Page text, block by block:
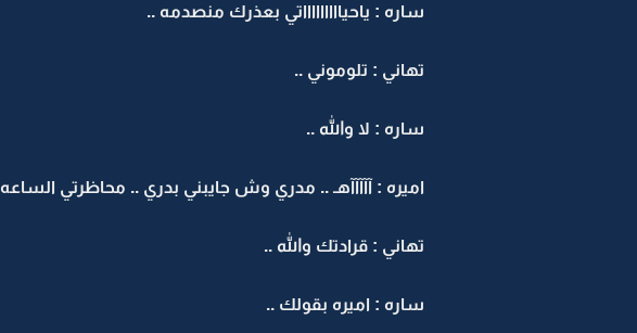
ساره : ياحياااااااااتي بعذرك منصدمه ..
تهاني : تلوموني ..
ساره : لا والله ..
اميره : آآآآآهـ .. مدري وش جايبني بدري .. محاظرتي الساعه 9 ..
تهاني : قرادتك والله ..
ساره : اميره بقولك ..